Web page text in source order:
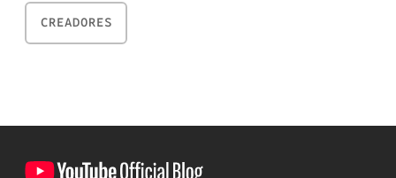
CREADORES